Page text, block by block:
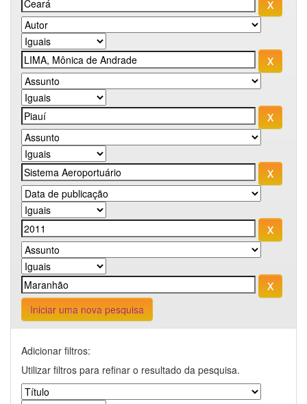
Iniciar uma nova pesquisa
Adicionar filtros:
Utilizar filtros para refinar o resultado da pesquisa.